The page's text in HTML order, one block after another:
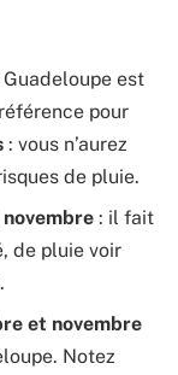
est
pour
: vous n’aurez
de pluie.
: il fait
de pluie voir
et novembre
Notez